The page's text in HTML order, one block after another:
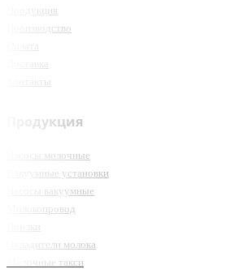
Продукция
Производство
Доставка
Контакты
Продукция
Насосы молочные
Вакуумные установки
Насосы вакуумные
Молокопровод
Охладители молока
Молочные такси